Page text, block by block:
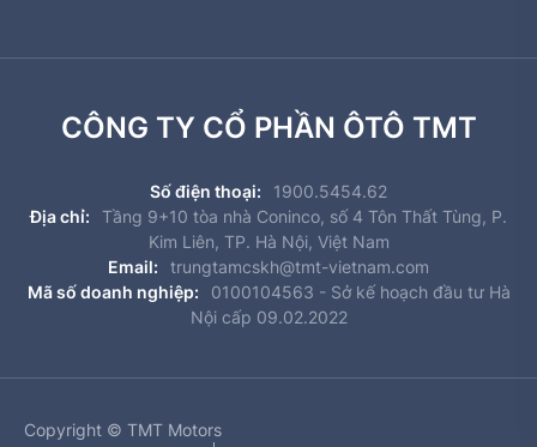
CÔNG TY CỔ PHẦN ÔTÔ TMT
Số điện thoại:
1900.5454.62
Địa chỉ:
Tầng 9+10 tòa nhà Coninco, số 4 Tôn Thất Tùng, P.
Kim Liên, TP. Hà Nội, Việt Nam
Email:
trungtamcskh@tmt-vietnam.com
Mã số doanh nghiệp:
0100104563 - Sở kế hoạch đầu tư Hà
Nội cấp 09.02.2022
Copyright © TMT Motors